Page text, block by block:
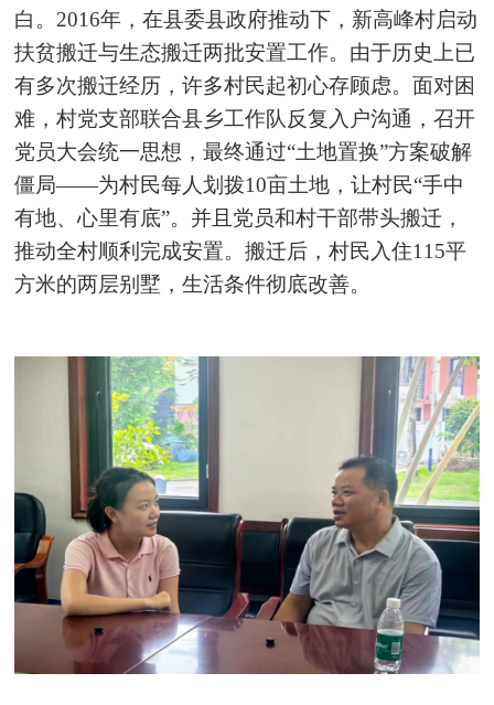
白。2016年，在县委县政府推动下，新高峰村启动
扶贫搬迁与生态搬迁两批安置工作。由于历史上已
有多次搬迁经历，许多村民起初心存顾虑。面对困
难，村党支部联合县乡工作队反复入户沟通，召开
党员大会统一思想，最终通过“土地置换”方案破解
僵局——为村民每人划拨10亩土地，让村民“手中
有地、心里有底”。并且党员和村干部带头搬迁，
推动全村顺利完成安置。搬迁后，村民入住115平
方米的两层别墅，生活条件彻底改善。